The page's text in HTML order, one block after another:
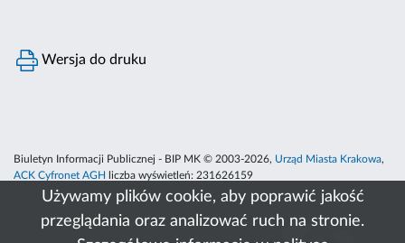
Używamy plików cookie, aby poprawić jakość
przeglądania oraz analizować ruch na stronie.
Wersja do druku
Biuletyn Informacji Publicznej - BIP MK © 2003-2026, Urząd Miasta Krakowa,
ACK Cyfronet AGH
liczba wyświetleń: 231626159